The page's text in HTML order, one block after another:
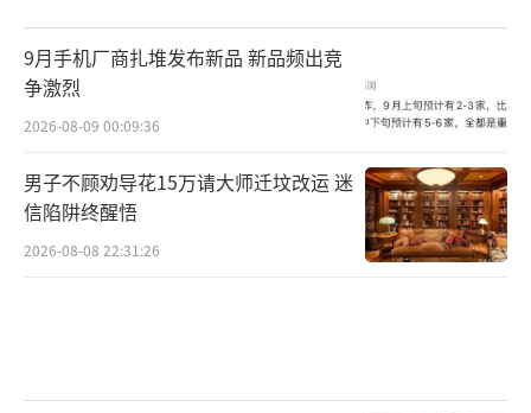
9月手机厂商扎堆发布新品 新品频出竞
争激烈
2026-08-09 00:09:36
男子不顾劝导花15万请大师迁坟改运 迷
信陷阱终醒悟
2026-08-08 22:31:26